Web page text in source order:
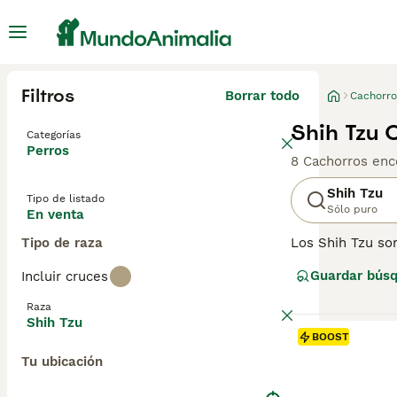
Filtros Borrar todo
Categorías
Perros
Tipo de listado
En venta
Tipo de raza
Incluir cruces
Raza
Shih Tzu
Tu ubicación
Shih Tzu
8 Cachorros
Shih Tzu
Sólo puro
Los Shih Tzu
Compartir el
Lee nuestra
Guardar
BOOST